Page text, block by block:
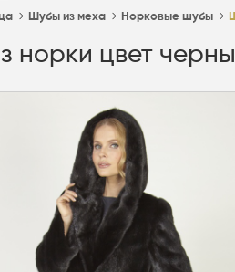
Шубы из меха Норковые шубы
норки цвет